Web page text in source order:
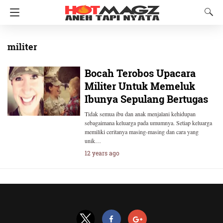
militer
Bocah Terobos Upacara
Militer Untuk Memeluk
Ibunya Sepulang Bertugas
Tidak semua ibu dan anak menjalani kehidupan
sebagaimana keluarga pada umumnya. Setiap keluarga
memiliki ceritanya masing-masing dan cara yang
unik…
12 years ago